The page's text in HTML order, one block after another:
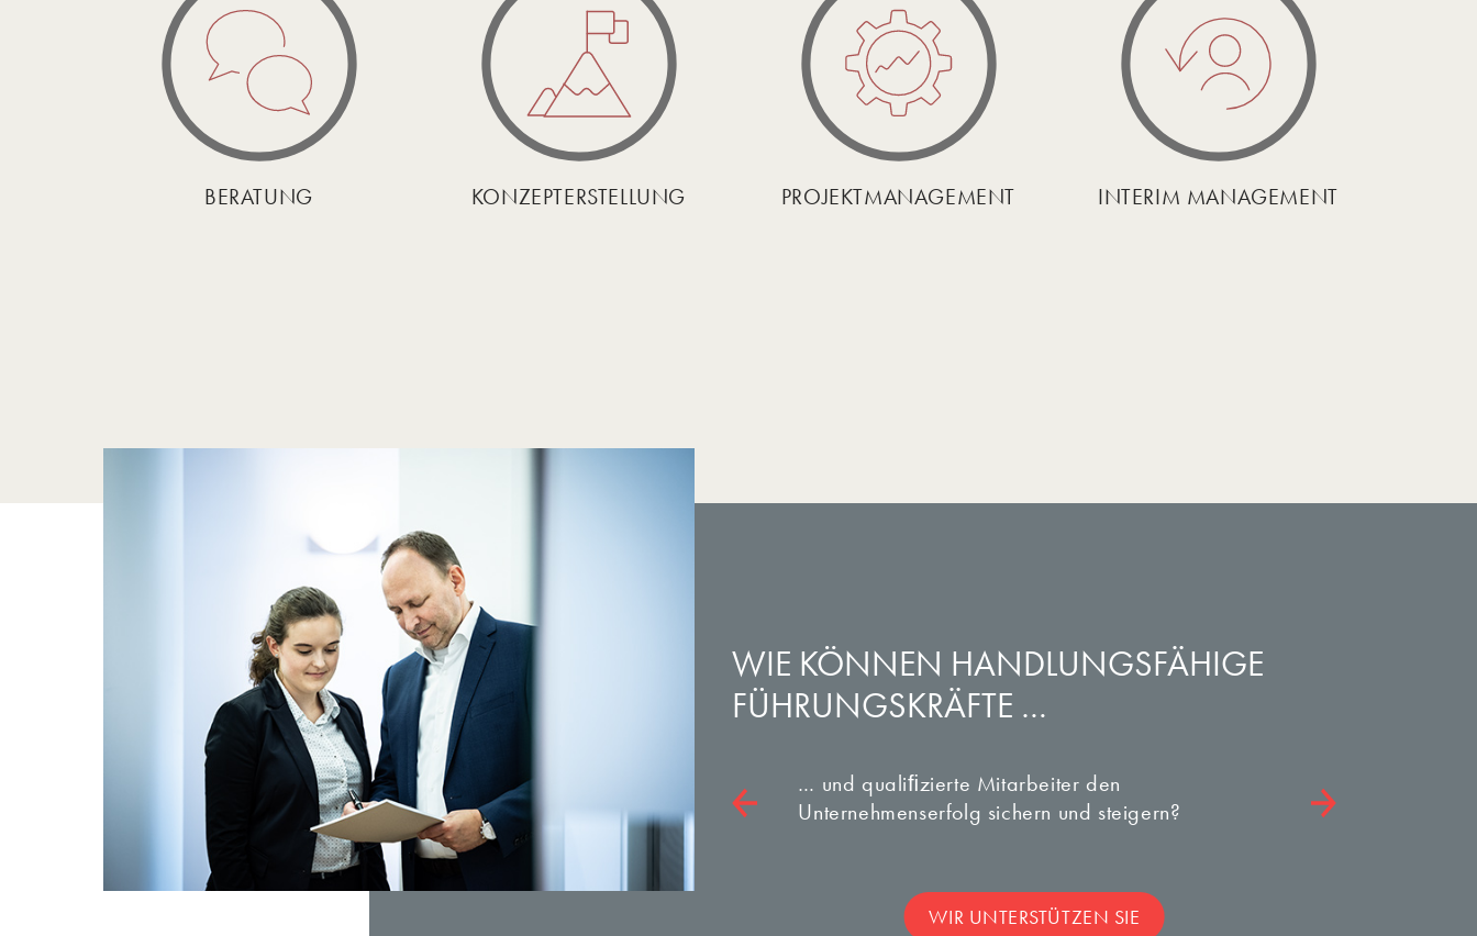
BERATUNG KONZEPT­ERSTELLUNG PROJEKT­MANAGEMENT INTERIM MANAGEMENT
WIE KÖNNEN HANDLUNGS­FÄHIGE
FÜHRUNGS­KRÄFTE …
… und qualiﬁzierte Mitarbeiter den
Unternehmenserfolg sichern und steigern?
WIR UNTERSTÜTZEN SIE